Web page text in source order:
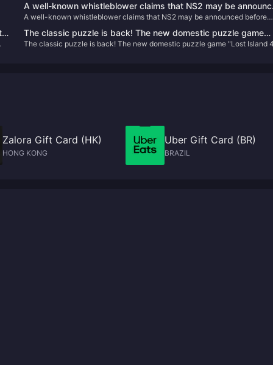
A well-known whistleblower claims that NS2 may be
before April next year and will launch the "Bayonetta Trilogy"
A well-known whistleblower claims that NS2 may be announced before
The classic puzzle is back! The new domestic puzzle game
"Lost Island 4 Cabin Experiment" is scheduled to be released
The classic puzzle is back! The new domestic puzzle game "Lost Island
Zalora Gift Card (HK)
HONG KONG
Uber Gift Card (BR)
BRAZIL